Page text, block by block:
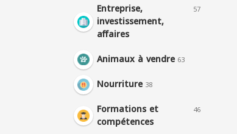
Entreprise,
investissement,
affaires
57
Animaux à vendre 63
Nourriture 38
Formations et
compétences
46